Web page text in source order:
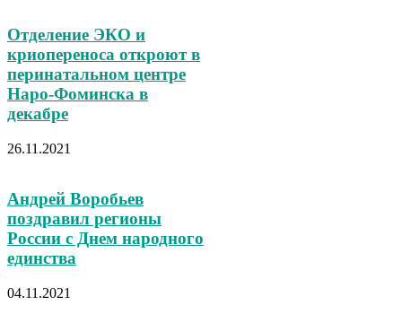
Отделение ЭКО и
криопереноса откроют в
перинатальном центре
Наро-Фоминска в
декабре
26.11.2021
Андрей Воробьев
поздравил регионы
России с Днем народного
единства
04.11.2021